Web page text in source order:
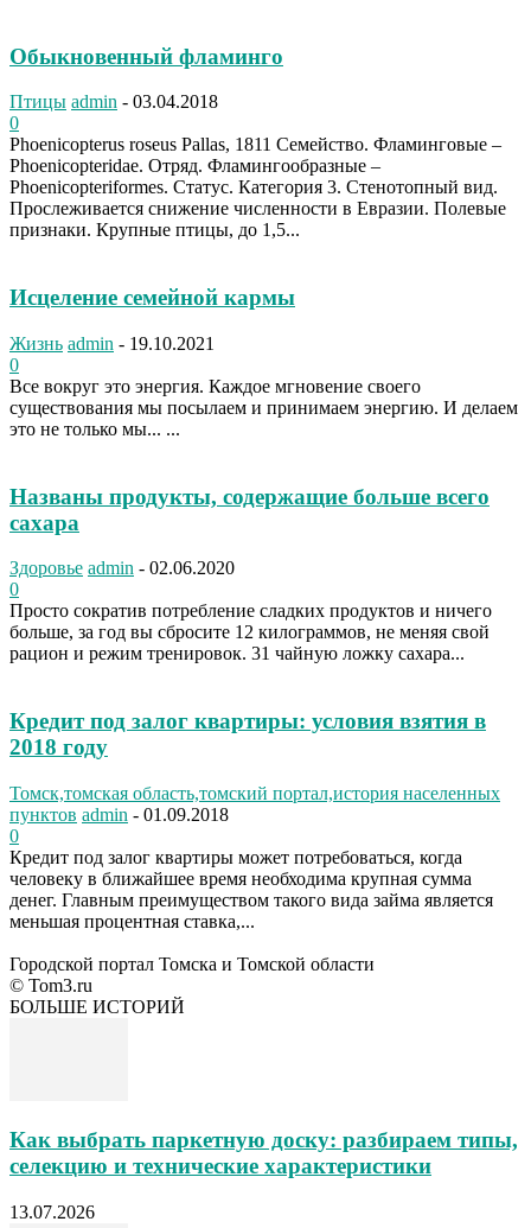
Обыкновенный фламинго
Птицы admin - 03.04.2018
0
Phoenicopterus roseus Pallas, 1811 Семейство. Фламинговые –
Phoenicopteridae. Отряд. Фламингообразные –
Phoenicopteriformes. Статус. Категория 3. Стенотопный вид.
Прослеживается снижение численности в Евразии. Полевые
признаки. Крупные птицы, до 1,5...
Исцеление семейной кармы
Жизнь admin - 19.10.2021
0
Все вокруг это энергия. Каждое мгновение своего
существования мы посылаем и принимаем энергию. И делаем
это не только мы... ...
Названы продукты, содержащие больше всего
сахара
Здоровье admin - 02.06.2020
0
Просто сократив потребление сладких продуктов и ничего
больше, за год вы сбросите 12 килограммов, не меняя свой
рацион и режим тренировок. 31 чайную ложку сахара...
Кредит под залог квартиры: условия взятия в
2018 году
Томск,томская область,томский портал,история населенных
пунктов admin - 01.09.2018
0
Кредит под залог квартиры может потребоваться, когда
человеку в ближайшее время необходима крупная сумма
денег. Главным преимуществом такого вида займа является
меньшая процентная ставка,...
Городской портал Томска и Томской области
© Tom3.ru
БОЛЬШЕ ИСТОРИЙ
Как выбрать паркетную доску: разбираем типы,
селекцию и технические характеристики
13.07.2026